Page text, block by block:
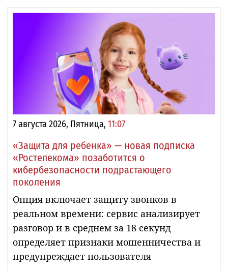
7 августа 2026, Пятница, 11:07
«Защита для ребенка» — новая подписка
«Ростелекома» позаботится о
кибербезопасности подрастающего
поколения
Опция включает защиту звонков в
реальном времени: сервис анализирует
разговор и в среднем за 18 секунд
определяет признаки мошенничества и
предупреждает пользователя